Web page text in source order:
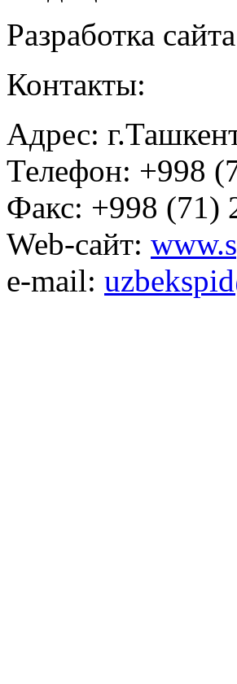
Разработка
Контакты:
Адрес:
Телефон: +998
Факс: +998 (71)
Web-сайт:
e-mail: